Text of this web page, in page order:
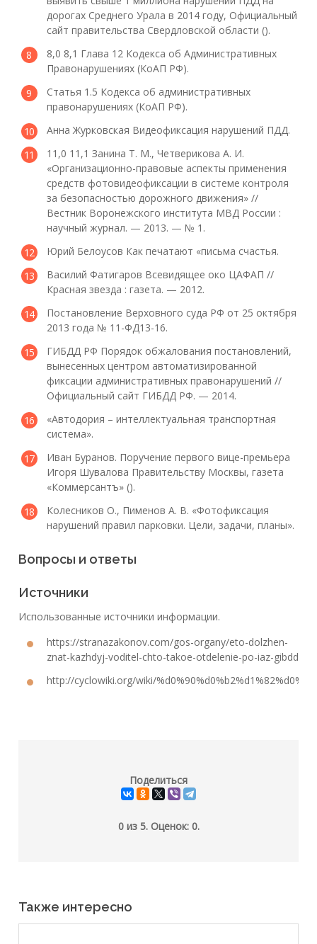
дорогах Среднего Урала в 2014 году, Официальный
сайт правительства Свердловской области ().
8,0 8,1 Глава 12 Кодекса об Административных
Правонарушениях (КоАП РФ).
Статья 1.5 Кодекса об административных
правонарушениях (КоАП РФ).
Анна Журковская Видеофиксация нарушений ПДД.
11,0 11,1 Занина Т. М., Четверикова А. И.
«Организационно-правовые аспекты применения
средств фотовидеофиксации в системе контроля
за безопасностью дорожного движения» //
Вестник Воронежского института МВД России :
научный журнал. — 2013. — № 1.
Юрий Белоусов Как печатают «письма счастья.
Василий Фатигаров Всевидящее око ЦАФАП //
Красная звезда : газета. — 2012.
Постановление Верховного суда РФ от 25 октября
2013 года № 11-ФД13-16.
ГИБДД РФ Порядок обжалования постановлений,
вынесенных центром автоматизированной
фиксации административных правонарушений //
Официальный сайт ГИБДД РФ. — 2014.
«Автодория – интеллектуальная транспортная
система».
Иван Буранов. Поручение первого вице-премьера
Игоря Шувалова Правительству Москвы, газета
«Коммерсантъ» ().
Колесников О., Пименов А. В. «Фотофиксация
нарушений правил парковки. Цели, задачи, планы».
Вопросы и ответы
Источники
Использованные источники информации.
https://stranazakonov.com/gos-organy/eto-dolzhen-
znat-kazhdyj-voditel-chto-takoe-otdelenie-po-iaz-gibdd
http://cyclowiki.org/wiki/
Поделиться
0из 5.Оценок: 0.
Также интересно